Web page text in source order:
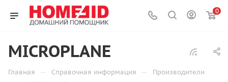
0
MICROPLANE
Главная — Справочная информация — Производители